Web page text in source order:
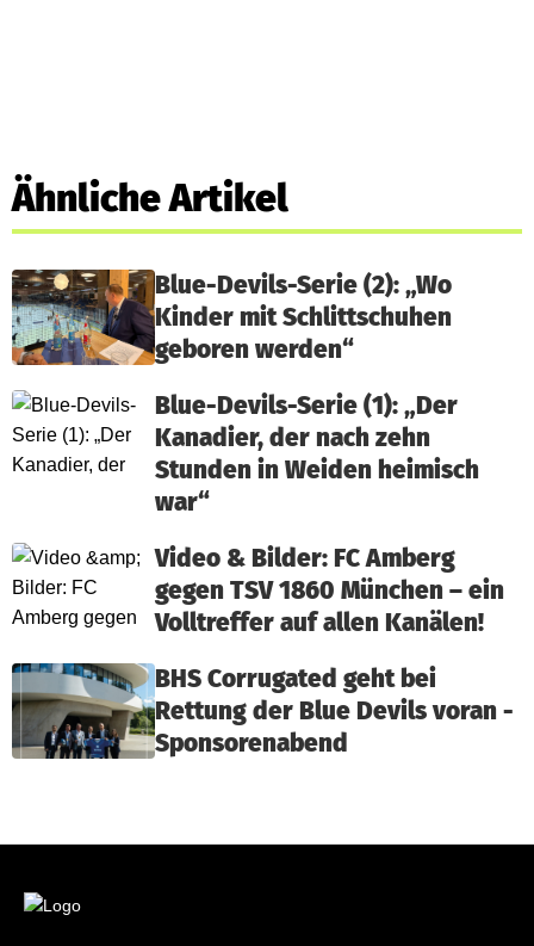
Ähnliche Artikel
Blue-Devils-Serie (2): „Wo
Kinder mit Schlittschuhen
geboren werden“
Blue-Devils-Serie (1): „Der
Kanadier, der nach zehn
Stunden in Weiden heimisch
war“
Video & Bilder: FC Amberg
gegen TSV 1860 München – ein
Volltreffer auf allen Kanälen!
BHS Corrugated geht bei
Rettung der Blue Devils voran -
Sponsorenabend